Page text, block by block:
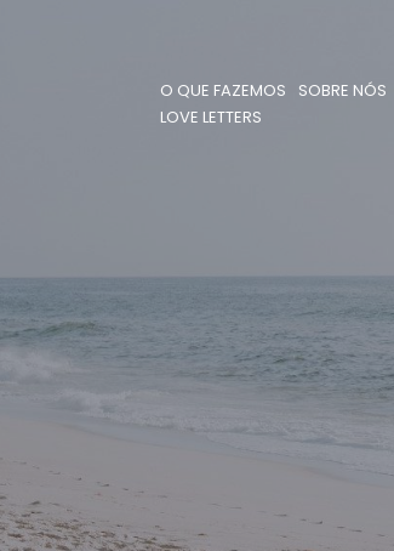
O QUE FAZEMOS SOBRE NÓS
LOVE LETTERS